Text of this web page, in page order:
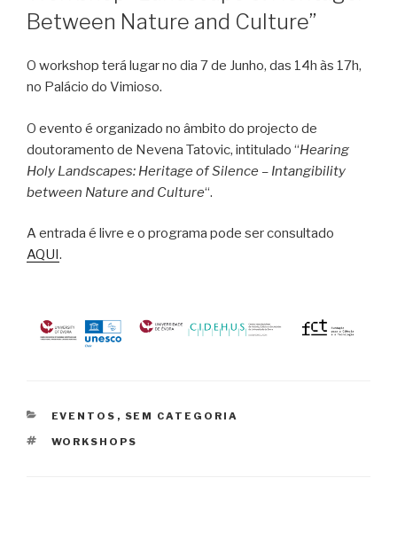
Between Nature and Culture”
O workshop terá lugar no dia 7 de Junho, das 14h às 17h,
no Palácio do Vimioso.
O evento é organizado no âmbito do projecto de
doutoramento de Nevena Tatovic, intitulado “Hearing
Holy Landscapes: Heritage of Silence – Intangibility
between Nature and Culture“.
A entrada é livre e o programa pode ser consultado
AQUI .
CATEGORIAS
EVENTOS , SEM CATEGORIA
ETIQUETAS
WORKSHOPS